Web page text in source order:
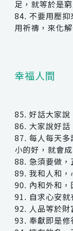
足，就等於是窮
84. 不要用壓抑
用祈禱，來化
幸福人間
85. 好話大家說
86. 大家說好話
87. 每人每天
小的好，就會
88. 急須要做，
89. 我和人和，
90. 內和外和，
91. 自求心安就
92. 人品等於財
93. 奉獻即是修